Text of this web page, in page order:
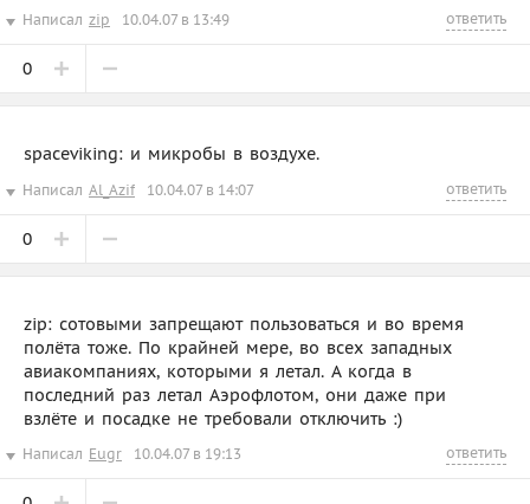
Написал zip 10.04.07 в 13:49 ответить
0
spaceviking: и микробы в воздухе.
Написал Al_Azif 10.04.07 в 14:07 ответить
0
zip: сотовыми запрещают пользоваться и во время
полёта тоже. По крайней мере, во всех западных
авиакомпаниях, которыми я летал. А когда в
последний раз летал Аэрофлотом, они даже при
взлёте и посадке не требовали отключить :)
Написал Eugr 10.04.07 в 19:13 ответить